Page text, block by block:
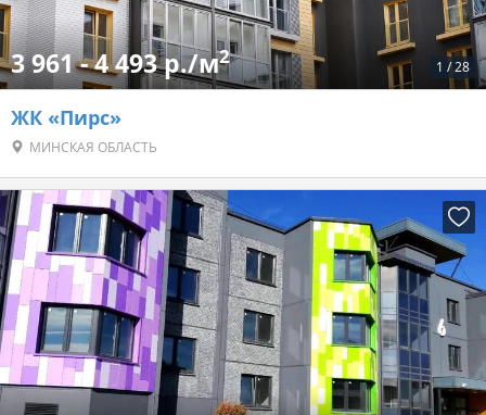
1 /28
3 961 - 4 493 р./м2
ЖК «Пирс»
МИНСКАЯ ОБЛАСТЬ